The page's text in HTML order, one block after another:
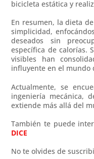
bicicleta estática y
En resumen, la dieta
simplicidad,
deseados sin
específica de calorías.
visibles han
influyente en el mundo
Actualmente, se
ingeniería mecánica,
extiende más allá del
También te puede
DICE
No te olvides de